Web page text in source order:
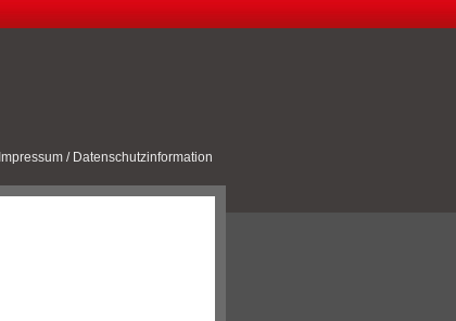
Impressum / Datenschutzinformation